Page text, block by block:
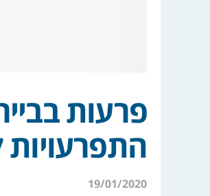
פרעות
19/01/2020